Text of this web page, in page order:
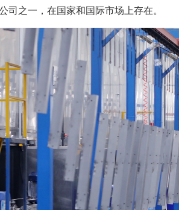
司之一，在国家和国际市场上存在。